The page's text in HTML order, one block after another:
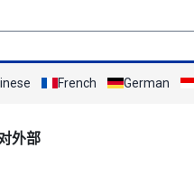
French German
外部